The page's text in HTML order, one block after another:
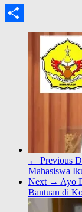
Link
← Previous
Mahasiswa
Next → Ayo
Bantuan di